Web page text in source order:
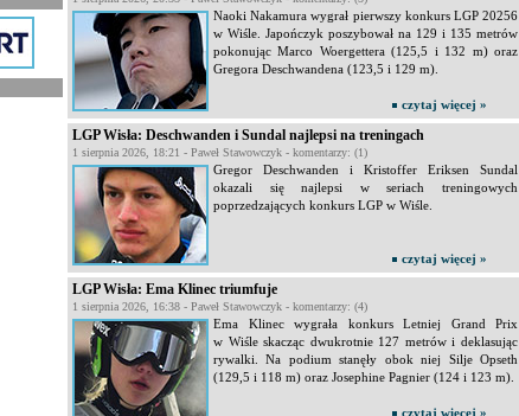
Naoki Nakamura wygrał pierwszy konkurs LGP 20256
w Wiśle. Japończyk poszybował na 129 i 135 metrów
pokonując Marco Woergettera (125,5 i 132 m) oraz
Gregora Deschwandena (123,5 i 129 m).
czytaj więcej »
LGP Wisła: Deschwanden i Sundal najlepsi na treningach
1 sierpnia 2026, 18:21 - Paweł Stawowczyk - komentarzy: (1)
Gregor Deschwanden i Kristoffer Eriksen Sundal
okazali się najlepsi w seriach treningowych
poprzedzających konkurs LGP w Wiśle.
czytaj więcej »
LGP Wisła: Ema Klinec triumfuje
1 sierpnia 2026, 16:38 - Paweł Stawowczyk - komentarzy: (4)
Ema Klinec wygrała konkurs Letniej Grand Prix
w Wiśle skacząc dwukrotnie 127 metrów i deklasując
rywalki. Na podium stanęły obok niej Silje Opseth
(129,5 i 118 m) oraz Josephine Pagnier (124 i 123 m).
czytaj więcej »